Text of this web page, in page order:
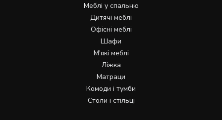
Меблі у спальню
Дитячі меблі
Офісні меблі
Шафи
М'які меблі
Ліжка
Матраци
Комоди і тумби
Столи і стільці